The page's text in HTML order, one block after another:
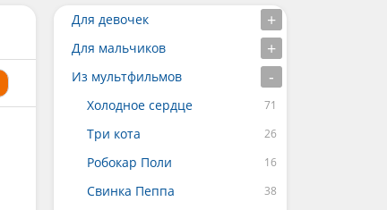
Для девочек
Для мальчиков
Из мультфильмов
Холодное сердце
Три кота
Робокар Поли
Свинка Пеппа